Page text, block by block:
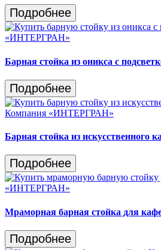
Подробнее
Барная стойка из оникса с
Подробнее
Барная стойка из искусственного
Подробнее
Мраморная барная стойка для
Подробнее